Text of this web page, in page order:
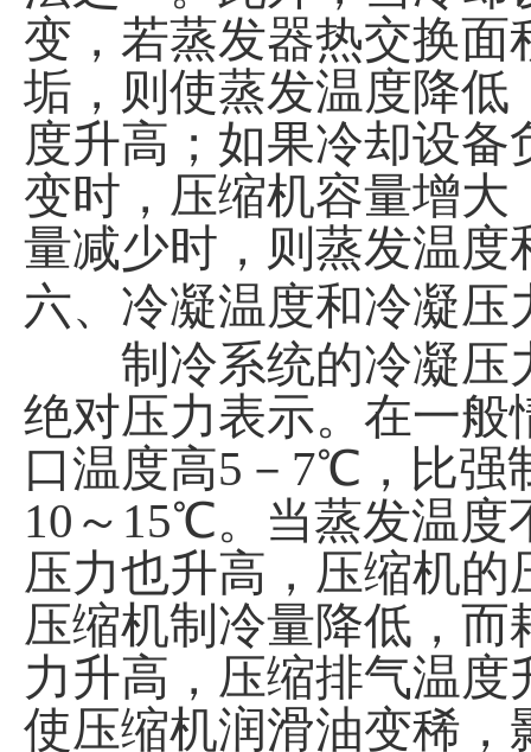
变，若蒸发器热交换
垢，则使蒸发温度降
度升高；如果冷却设
变时，压缩机容量增
量减少时，则蒸发温度
六、冷凝温度和冷凝压
制冷系统的冷凝压
绝对压力表示。在一
口温度高5－7℃，比强
10～15℃。当蒸发温度
压力也升高，压缩机
压缩机制冷量降低，
力升高，压缩排气温
使压缩机润滑油变稀